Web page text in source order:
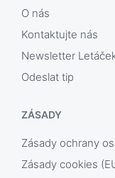
O nás
Kontaktujte nás
Newsletter
Odeslat tip
ZÁSADY
Zásady ochrany
Zásady cookies